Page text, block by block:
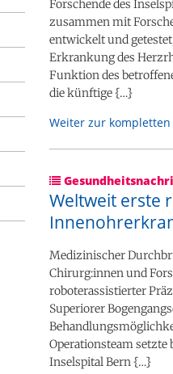
Forschende des
zusammen mit
entwickelt und
Erkrankung des
Funktion des
die künftige {…}
Weiter zur
Weltweit erste
Medizinischer
Chirurg:innen und
roboterassistierter
Superiorer
Operationsteam
Inselspital Bern {…}